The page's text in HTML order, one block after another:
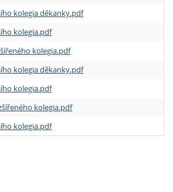
kolegia děkanky.pdf
kolegia.pdf
kolegia.pdf
kolegia děkanky.pdf
kolegia.pdf
kolegia.pdf
kolegia.pdf